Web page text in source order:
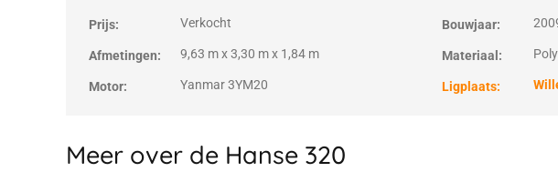
Prijs: Verkocht Bouwjaar:
Afmetingen: 9,63 m x 3,30 m x 1,84 m Materiaal:
Motor: Yanmar 3YM20 Ligplaats:
Meer over de Hanse 320